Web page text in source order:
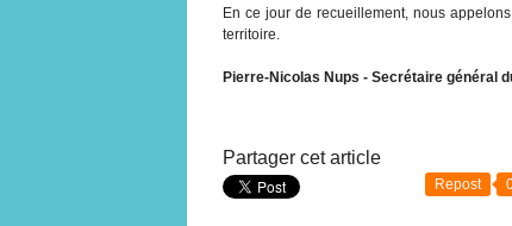
En ce jour de recueillement, nous
territoire.
Pierre-Nicolas Nups - Secrétaire général
Partager cet article
Repost